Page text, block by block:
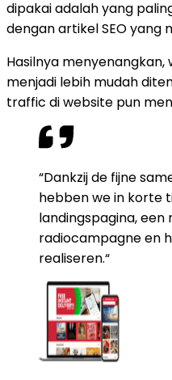
dipakai adalah yang
dengan artikel SEO
Hasilnya
menjadi lebih mudah
traffic di website pun
“Dankzij de fijne
hebben we in korte
landingspagina, een
radiocampagne en
realiseren.“